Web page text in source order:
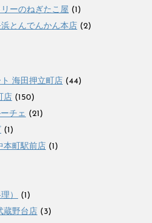
ーのねぎたこ屋 (1)
浜とんでんかん本店 (2)
海田押立町店 (44)
店 (150)
チェ (21)
(1)
本町駅前店 (1)
）
(1)
蔵野台店 (3)